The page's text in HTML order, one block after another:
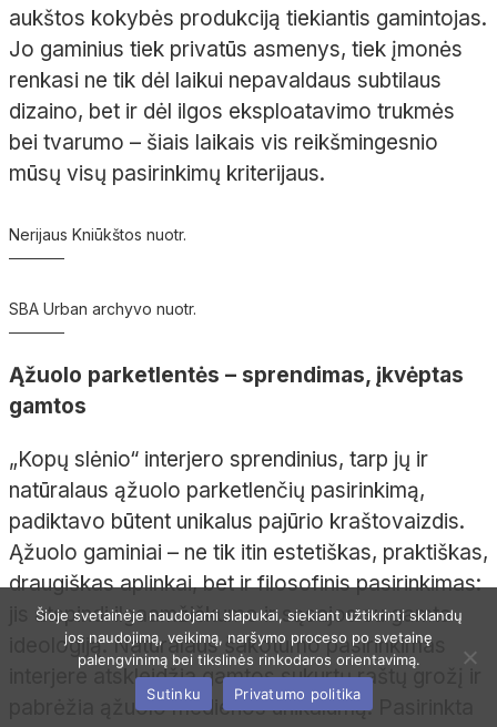
aukštos kokybės produkciją tiekiantis gamintojas.
Jo gaminius tiek privatūs asmenys, tiek įmonės
renkasi ne tik dėl laikui nepavaldaus subtilaus
dizaino, bet ir dėl ilgos eksploatavimo trukmės
bei tvarumo – šiais laikais vis reikšmingesnio
mūsų visų pasirinkimų kriterijaus.
Nerijaus Kniūkštos nuotr.
SBA Urban archyvo nuotr.
Ąžuolo parketlentės – sprendimas, įkvėptas
gamtos
„Kopų slėnio“ interjero sprendinius, tarp jų ir
natūralaus ąžuolo parketlenčių pasirinkimą,
padiktavo būtent unikalus pajūrio kraštovaizdis.
Ąžuolo gaminiai – ne tik itin estetiškas, praktiškas,
draugiškas aplinkai, bet ir filosofinis pasirinkimas:
jis atspindi ilgaamžiškumo ir sąsajos su gamta
ideologiją. Natūralaus šakotumo pasirinkimas
interjere atskleidžia gamtos sukurtų raštų grožį ir
pabrėžia ąžuolo medienos unikalumą. Pasirinkta
Šioje svetainėje naudojami slapukai, siekiant užtikrinti sklandų
jos naudojimą, veikimą, naršymo proceso po svetainę
palengvinimą bei tikslinės rinkodaros orientavimą.
Sutinku
Privatumo politika